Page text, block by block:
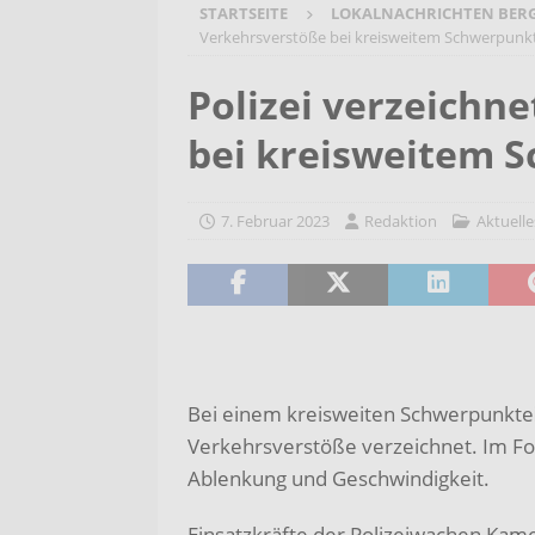
[ 4. August 2026 ] Blues mit
[ 4. August 2026 ] Start in das
AKTUELLES
Kaczmarek besucht Gerhart-
[ 5. August 2026 ] Bargeldlose
möglich
AKTUELLES
STARTSEITE LOKALNACHRICHTEN
Verkehrsverstöße bei kreisweitem
Polizei
bei kreisweitem
7. Februar 2023 Redaktion
Bei einem kreisweiten
Verkehrsverstöße verzeichnet. Im
Ablenkung und Geschwindigkeit.